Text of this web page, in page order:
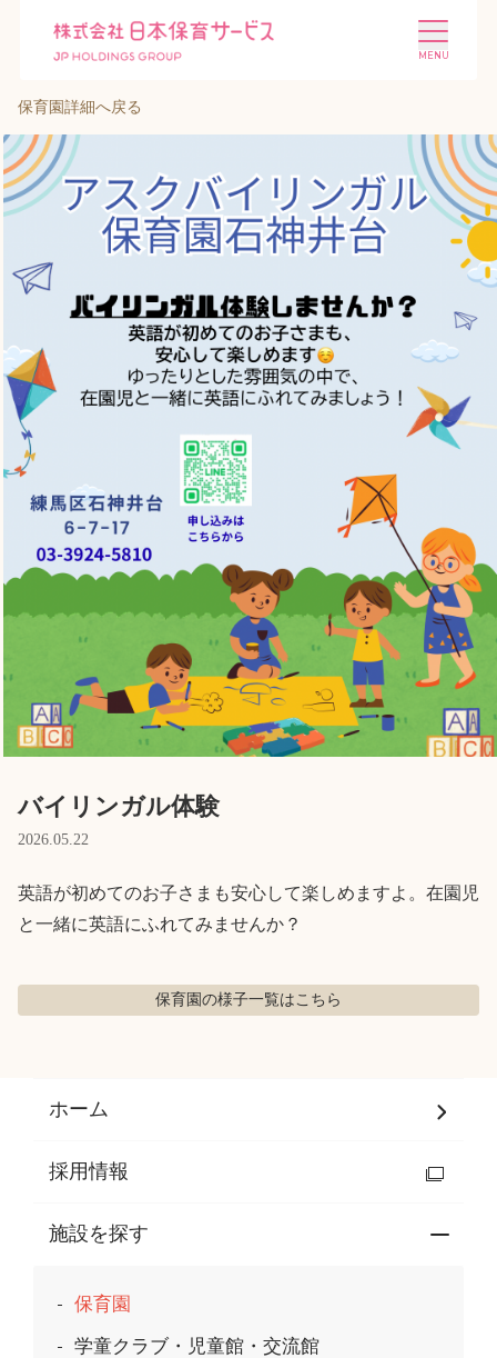
施設を探す 選ばれる理由
会社概要 ニュース
Language
ホーム
利用者の声
プライバシーポリシー
保育園詳細へ戻る
バイリンガル体験
2026.05.22
英語が初めてのお子さまも安心して楽しめますよ。在園児
と一緒に英語にふれてみませんか？
保育園の様子一覧はこちら
ホーム
採用情報
施設を探す
保育園
学童クラブ・児童館・交流館